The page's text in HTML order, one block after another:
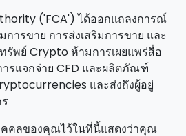
('FCA') ได้ออกแถลงการณ์
การขาย การส่งเสริมการขาย และ
รัพย์ Crypto ห้ามการเผยแพร่สื่อ
รแจกจ่าย CFD และผลิตภัณฑ์
และส่งถึงผู้อยู่
คคลของคุณไว้ในที่นี้แสดงว่าคุณ